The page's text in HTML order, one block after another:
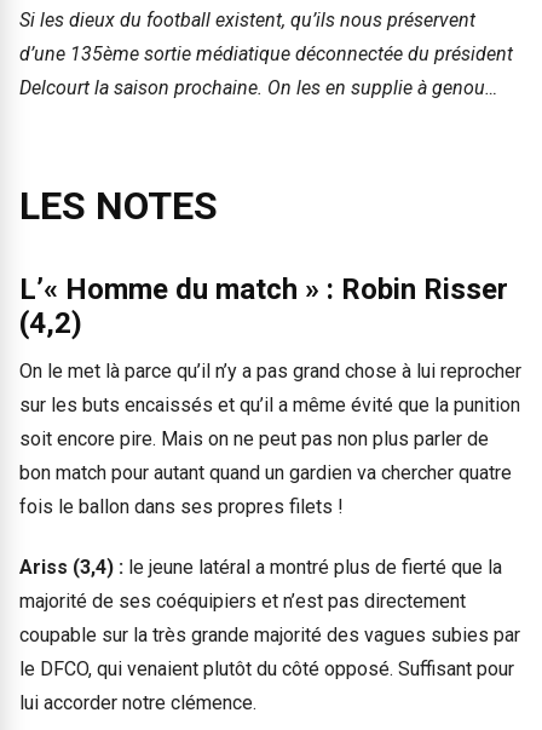
Si les dieux du football existent, qu’ils nous préservent
d’une 135ème sortie médiatique déconnectée du président
Delcourt la saison prochaine. On les en supplie à genou…
LES NOTES
L’« Homme du match » : Robin Risser
(4,2)
On le met là parce qu’il n’y a pas grand chose à lui reprocher
sur les buts encaissés et qu’il a même évité que la punition
soit encore pire. Mais on ne peut pas non plus parler de
bon match pour autant quand un gardien va chercher quatre
fois le ballon dans ses propres filets !
Ariss (3,4) : le jeune latéral a montré plus de fierté que la
majorité de ses coéquipiers et n’est pas directement
coupable sur la très grande majorité des vagues subies par
le DFCO, qui venaient plutôt du côté opposé. Suffisant pour
lui accorder notre clémence.